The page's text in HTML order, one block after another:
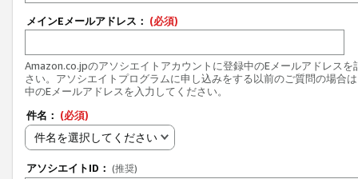
メインEメールアドレス： (必須)
Amazon.co.jpのアソシエイトアカウントに登録中のEメールアドレスを
さい。アソシエイトプログラムに申し込みをする以前のご質問の場合
中のEメールアドレスを入力してください。
件名： (必須)
件名を選択してください
アソシエイトID： (推奨)